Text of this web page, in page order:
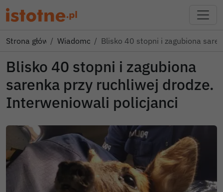
Strona główna Wiadomości Blisko 40 stopni i zagubiona
Blisko 40 stopni i zagubiona
sarenka przy ruchliwej drodze.
Interweniowali policjanci